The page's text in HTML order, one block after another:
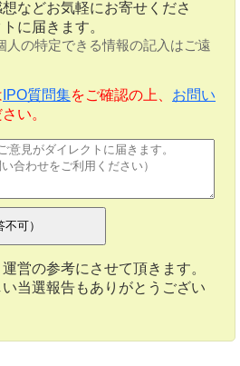
などお気軽にお寄せくださ
に届きます。
の特定できる情報の記入はご遠
IPO質問集をご確認の上、 お問い
い。
営の参考にさせて頂きます。
当選報告もありがとうござい